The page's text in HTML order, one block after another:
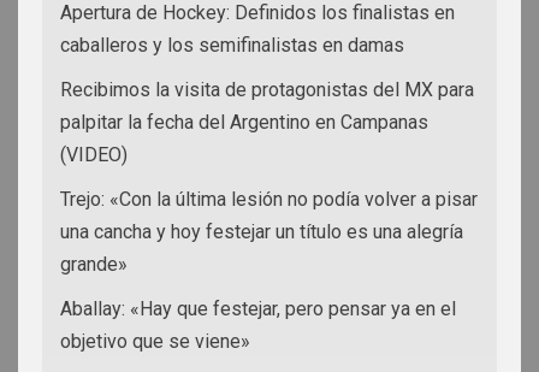
Apertura de Hockey: Definidos los finalistas en
caballeros y los semifinalistas en damas
Recibimos la visita de protagonistas del MX para
palpitar la fecha del Argentino en Campanas
(VIDEO)
Trejo: «Con la última lesión no podía volver a pisar
una cancha y hoy festejar un título es una alegría
grande»
Aballay: «Hay que festejar, pero pensar ya en el
objetivo que se viene»